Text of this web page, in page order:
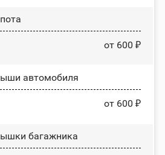
от 600 ₽
автомобиля
от 600 ₽
багажника